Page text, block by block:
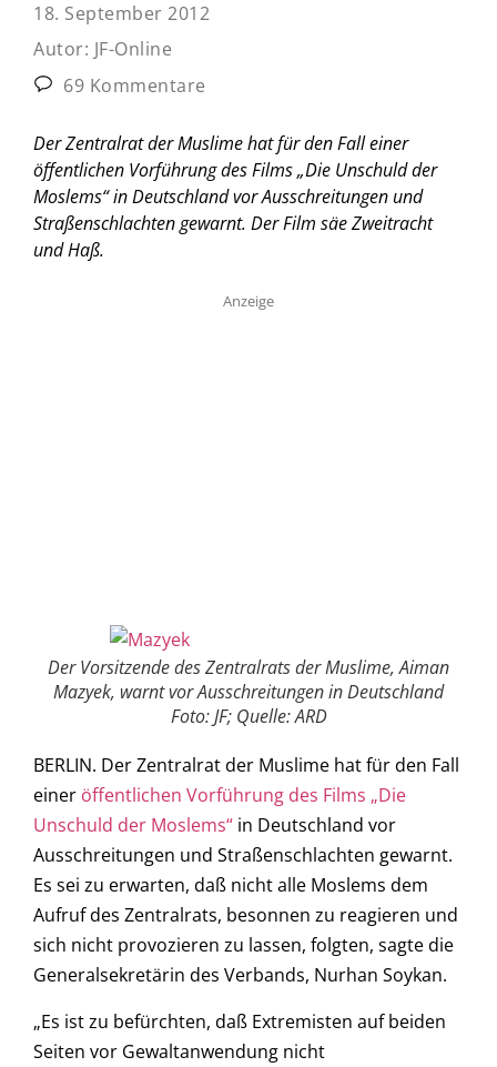
18. September 2012
Autor: JF-Online
69 Kommentare
Der Zentralrat der Muslime hat für den Fall einer
öffentlichen Vorführung des Films „Die Unschuld der
Moslems“ in Deutschland vor Ausschreitungen und
Straßenschlachten gewarnt. Der Film säe Zweitracht
und Haß.
Anzeige
Der Vorsitzende des Zentralrats der Muslime, Aiman
Mazyek, warnt vor Ausschreitungen in Deutschland
Foto: JF; Quelle: ARD
BERLIN. Der Zentralrat der Muslime hat für den Fall
einer öffentlichen Vorführung des Films „Die
Unschuld der Moslems“ in Deutschland vor
Ausschreitungen und Straßenschlachten gewarnt.
Es sei zu erwarten, daß nicht alle Moslems dem
Aufruf des Zentralrats, besonnen zu reagieren und
sich nicht provozieren zu lassen, folgten, sagte die
Generalsekretärin des Verbands, Nurhan Soykan.
„Es ist zu befürchten, daß Extremisten auf beiden
Seiten vor Gewaltanwendung nicht